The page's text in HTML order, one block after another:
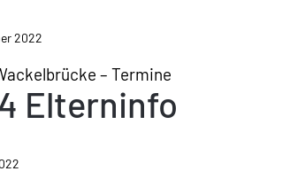
2022
– Termine
Elterninfo